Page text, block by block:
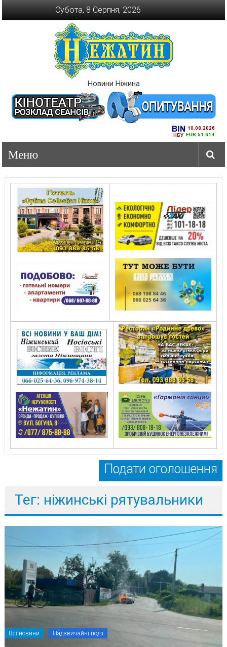
Субота, 8 Серпня, 2026
Новини Ніжина
Подати оголошення
Тег: ніжинські рятувальники
Всі новини Надзвичайні події